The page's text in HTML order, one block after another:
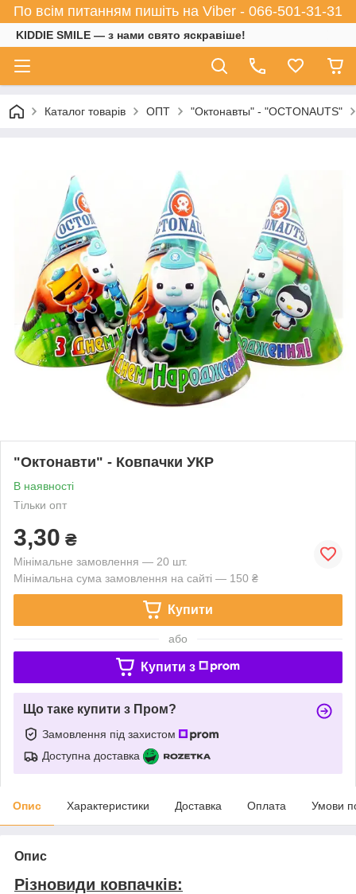
По всім питанням пишіть на Viber - 066-501-31-31
KIDDIE SMILE — з нами свято яскравіше!
Каталог товарів ОПТ "Октонавты" - "OCTONAUTS"
"Октонавти" - Ковпачки УКР
В наявності
Тільки опт
3,30 ₴
Мінімальне замовлення — 20 шт.
Мінімальна сума замовлення на сайті — 150 ₴
Купити
або
Купити з
Що таке купити з Пром?
Замовлення під захистом
Доступна доставка
Опис Характеристики Доставка Оплата Умови
Опис
Різновиди ковпачків: